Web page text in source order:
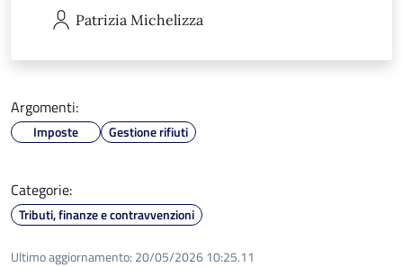
Patrizia Michelizza
Argomenti:
Imposte Gestione rifiuti
Categorie:
Tributi, finanze e contravvenzioni
Ultimo aggiornamento: 20/05/2026 10:25.11